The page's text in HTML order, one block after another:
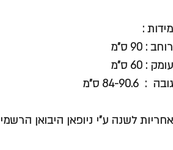
מידות :
רוחב : 90 ס"מ
עומק : 60 ס"מ
גובה : 84-90.6 ס"מ
אחריות לשנה ע"י ניופאן היבואן הרשמי